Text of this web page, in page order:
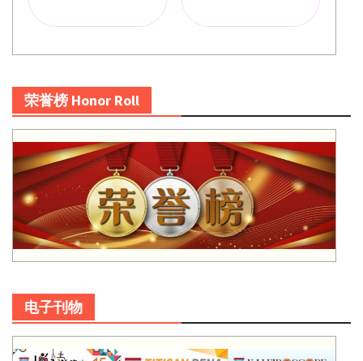
荣誉榜 Honor Roll
电子刊物